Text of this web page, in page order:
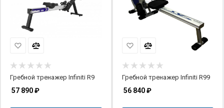
Гребной тренажер Infiniti R9
57 890₽
Гребной тренажер Infiniti R99
56 840₽